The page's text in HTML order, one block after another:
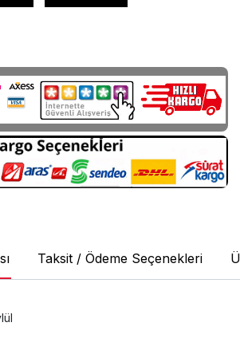
Taksit / Ödeme Seçenekleri